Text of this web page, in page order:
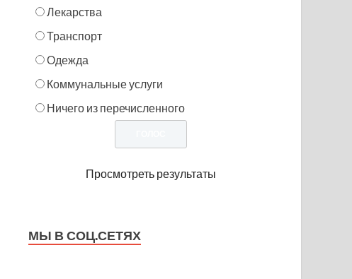
Лекарства
Транспорт
Одежда
Коммунальные услуги
Ничего из перечисленного
Просмотреть результаты
МЫ В СОЦ.СЕТЯХ